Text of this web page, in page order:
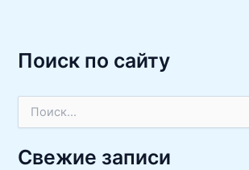
Поиск по сайту
с
к
Свежие записи